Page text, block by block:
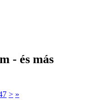
- és más
> »